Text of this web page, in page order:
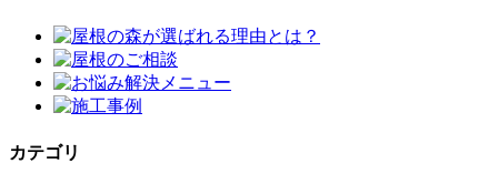
カテゴリ